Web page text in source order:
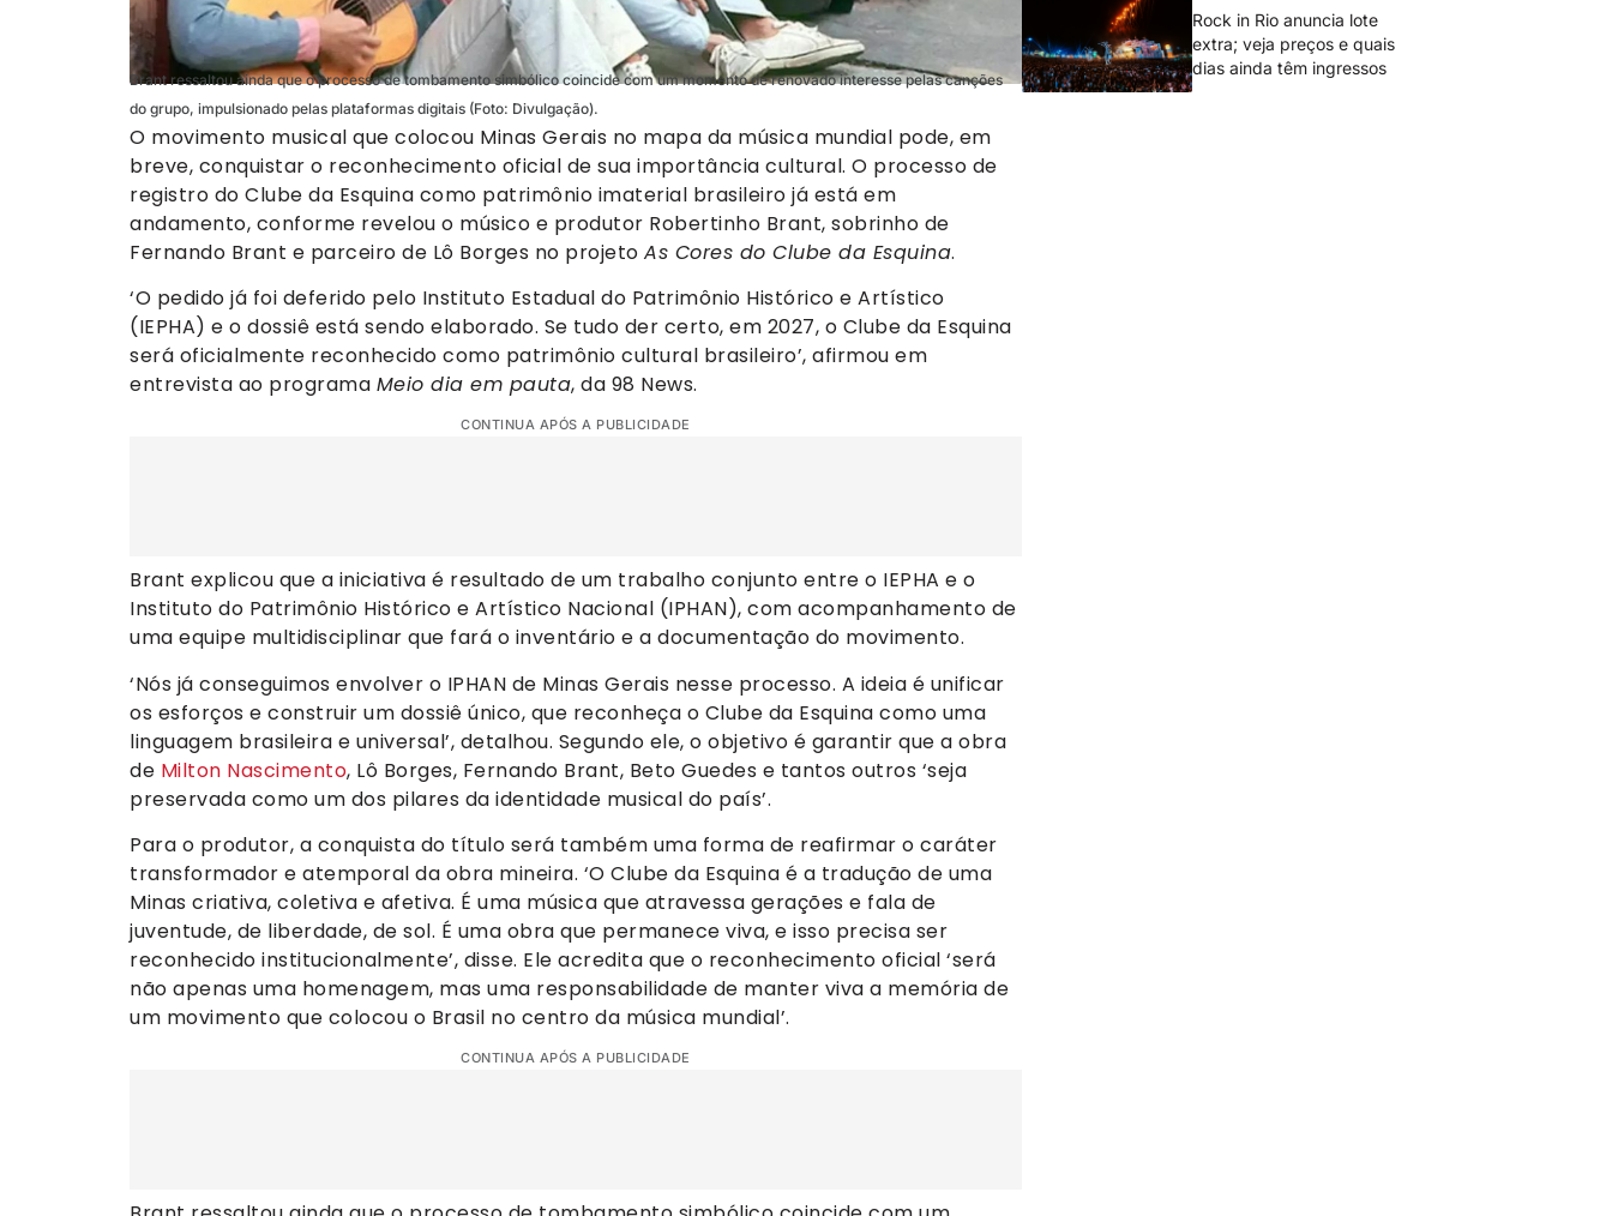
Brant ressaltou ainda que o processo de tombamento simbólico coincide com um momento de renovado interesse pelas canções
do grupo, impulsionado pelas plataformas digitais (Foto: Divulgação).
O movimento musical que colocou Minas Gerais no mapa da música mundial pode, em
breve, conquistar o reconhecimento oficial de sua importância cultural. O processo de
registro do Clube da Esquina como patrimônio imaterial brasileiro já está em
andamento, conforme revelou o músico e produtor Robertinho Brant, sobrinho de
Fernando Brant e parceiro de Lô Borges no projeto As Cores do Clube da Esquina.
‘O pedido já foi deferido pelo Instituto Estadual do Patrimônio Histórico e Artístico
(IEPHA) e o dossiê está sendo elaborado. Se tudo der certo, em 2027, o Clube da Esquina
será oficialmente reconhecido como patrimônio cultural brasileiro’, afirmou em
entrevista ao programa Meio dia em pauta, da 98 News.
CONTINUA APÓS A PUBLICIDADE
Brant explicou que a iniciativa é resultado de um trabalho conjunto entre o IEPHA e o
Instituto do Patrimônio Histórico e Artístico Nacional (IPHAN), com acompanhamento de
uma equipe multidisciplinar que fará o inventário e a documentação do movimento.
‘Nós já conseguimos envolver o IPHAN de Minas Gerais nesse processo. A ideia é unificar
os esforços e construir um dossiê único, que reconheça o Clube da Esquina como uma
linguagem brasileira e universal’, detalhou. Segundo ele, o objetivo é garantir que a obra
de Milton Nascimento, Lô Borges, Fernando Brant, Beto Guedes e tantos outros ‘seja
preservada como um dos pilares da identidade musical do país’.
Para o produtor, a conquista do título será também uma forma de reafirmar o caráter
transformador e atemporal da obra mineira. ‘O Clube da Esquina é a tradução de uma
Minas criativa, coletiva e afetiva. É uma música que atravessa gerações e fala de
juventude, de liberdade, de sol. É uma obra que permanece viva, e isso precisa ser
reconhecido institucionalmente’, disse. Ele acredita que o reconhecimento oficial ‘será
não apenas uma homenagem, mas uma responsabilidade de manter viva a memória de
um movimento que colocou o Brasil no centro da música mundial’.
CONTINUA APÓS A PUBLICIDADE
Rock in Rio anuncia lote
extra; veja preços e quais
dias ainda têm ingressos